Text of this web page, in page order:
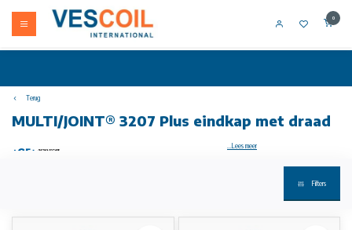
0
Terug
MULTI/JOINT® 3207 Plus eindkap met draad
• geschikt voor alle buismaterialen
...Lees meer
Filters